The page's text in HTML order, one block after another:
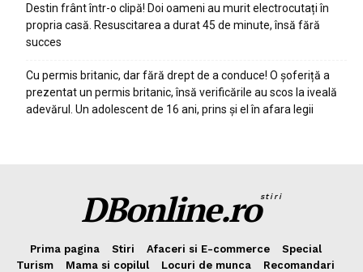
Destin frânt într-o clipă! Doi oameni au murit electrocutați în
propria casă. Resuscitarea a durat 45 de minute, însă fără
succes
Cu permis britanic, dar fără drept de a conduce! O șoferiță a
prezentat un permis britanic, însă verificările au scos la iveală
adevărul. Un adolescent de 16 ani, prins și el în afara legii
DBonline.rostiri
Prima pagina Stiri Afaceri si E-commerce
Special
Turism
Mama si copilul Locuri de munca
Recomandari